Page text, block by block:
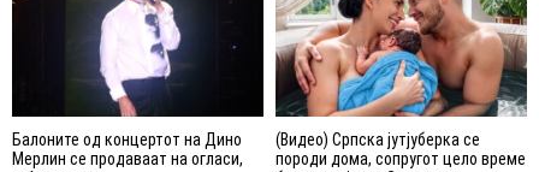
Балоните од концертот на Дино
Мерлин се продаваат на огласи,
(Видео) Српска јутјуберка се
породи дома, сопругот цело време